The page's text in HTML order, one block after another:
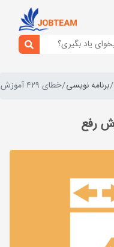
برنامه نویسی خطای ۴۲۹ آموزش رفع